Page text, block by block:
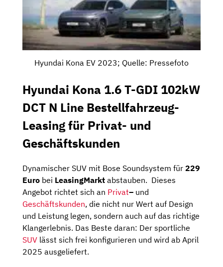
Hyundai Kona EV 2023; Quelle: Pressefoto
Hyundai Kona 1.6 T-GDI 102kW
DCT N Line Bestellfahrzeug-
Leasing für Privat- und
Geschäftskunden
Dynamischer SUV mit Bose Soundsystem für 229
Euro bei LeasingMarkt abstauben. Dieses
Angebot richtet sich an Privat– und
Geschäftskunden, die nicht nur Wert auf Design
und Leistung legen, sondern auch auf das richtige
Klangerlebnis. Das Beste daran: Der sportliche
SUV lässt sich frei konfigurieren und wird ab April
2025 ausgeliefert.